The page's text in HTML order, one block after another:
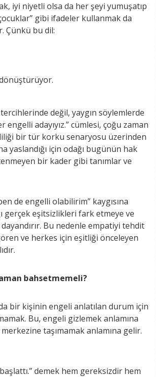
iyi niyetli olsa da her şeyi yumuşatıp
gibi ifadeler kullanmak da
Çünkü bu dil:
değil, yaygın söylemlerde
engelli adayıyız.” cümlesi, çoğu zaman
bir tür korku senaryosu üzerinden
yaslandığı için odağı bugünün hak
bir kader gibi tanımlar ve
de engelli olabilirim” kaygısına
gerçek eşitsizlikleri fark etmeye ve
Bu nedenle empatiyi tehdit
ve herkes için eşitliği önceleyen
bahsetmemeli?
bir kişinin engeli anlatılan durum için
Bu, engeli gizlemek anlamına
taşımamak anlamına gelir.
demek hem gereksizdir hem